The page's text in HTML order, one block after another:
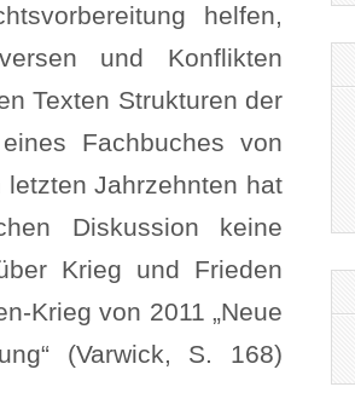
helfen,
und Konflikten
Texten Strukturen der
Fachbuches von
Jahrzehnten hat
Diskussion keine
Krieg und Frieden
Krieg von 2011 „Neue
(Varwick, S. 168)